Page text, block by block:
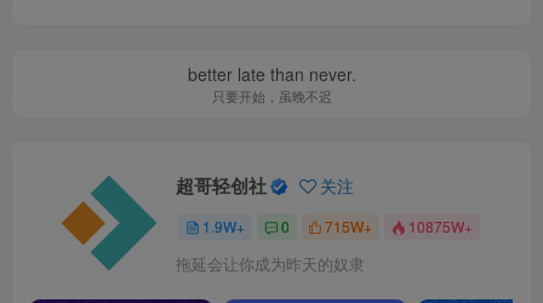
better late than never.
只要开始，虽晚不迟
超哥轻创社 关注
1.9W+ 0 715W+ 10875W+
拖延会让你成为昨天的奴隶